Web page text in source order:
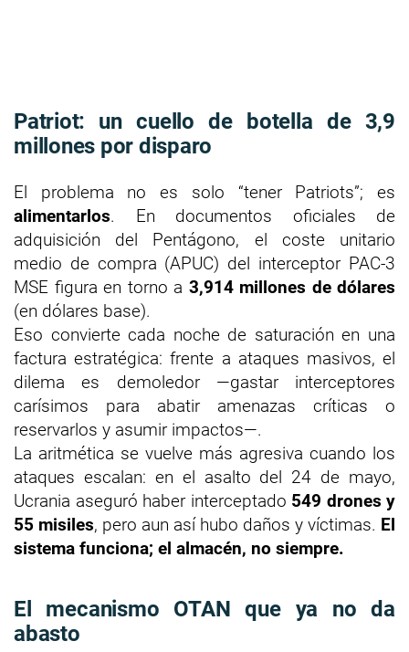
Patriot: un cuello de botella de 3,9
millones por disparo
El problema no es solo “tener Patriots”; es
alimentarlos. En documentos oficiales de
adquisición del Pentágono, el coste unitario
medio de compra (APUC) del interceptor PAC-3
MSE figura en torno a 3,914 millones de dólares
(en dólares base).
Eso convierte cada noche de saturación en una
factura estratégica: frente a ataques masivos, el
dilema es demoledor —gastar interceptores
carísimos para abatir amenazas críticas o
reservarlos y asumir impactos—.
La aritmética se vuelve más agresiva cuando los
ataques escalan: en el asalto del 24 de mayo,
Ucrania aseguró haber interceptado 549 drones y
55 misiles, pero aun así hubo daños y víctimas. El
sistema funciona; el almacén, no siempre.
El mecanismo OTAN que ya no da
abasto